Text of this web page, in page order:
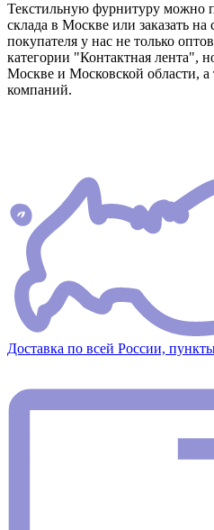
Текстильную фурнитуру
склада в Москве или заказать на
покупателя у нас не только
категории "Контактная лента",
Москве и Московской области,
компаний.
Доставка по всей России,